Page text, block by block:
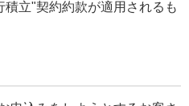
立"契約約款が適用されるも